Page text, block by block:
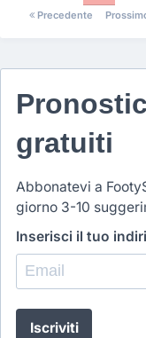
Precedente
gratuiti
Abbonatevi a
giorno 3-10
Inserisci il tuo
Iscriviti